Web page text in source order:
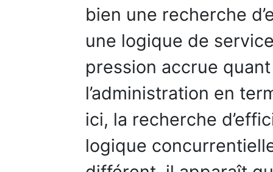
bien une recherche
une logique de
pression accrue
l’administration en
ici, la recherche
logique